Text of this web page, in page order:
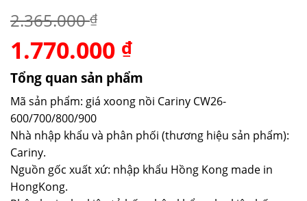
2.365.000₫
Giá
gốc
là:
2.365.000 ₫.
1.770.000 ₫Giá
tại
là:
1.770.000 ₫.
Tổng quan sản phẩm
Mã sản phẩm: giá xoong nồi Cariny CW26-
600/700/800/900
Nhà nhập khẩu và phân phối (thương hiệu sản phẩm):
Cariny.
Nguồn gốc xuất xứ: nhập khẩu Hồng Kong made in
HongKong.